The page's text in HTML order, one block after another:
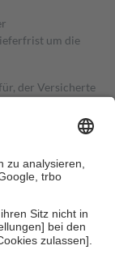
um die
der Versicherte
der Leistung